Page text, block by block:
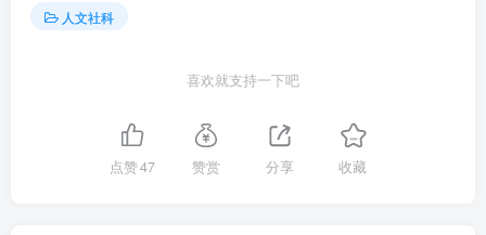
人文社科
喜欢就支持一下吧
点赞47 赞赏 分享 收藏